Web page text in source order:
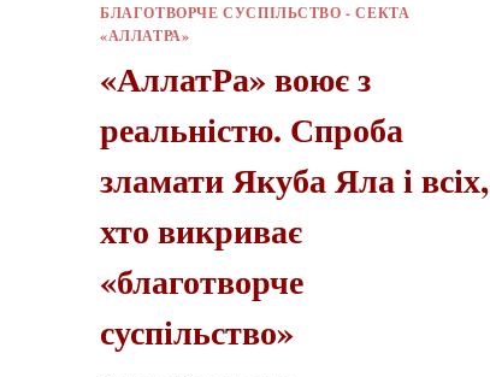
БЛАГОТВОРЧЕ СУСПІЛЬСТВО - СЕКТА
«АЛЛАТРА»
«АллатРа» воює з
реальністю. Спроба
зламати Якуба Яла і всіх,
хто викриває
«благотворче
суспільство»